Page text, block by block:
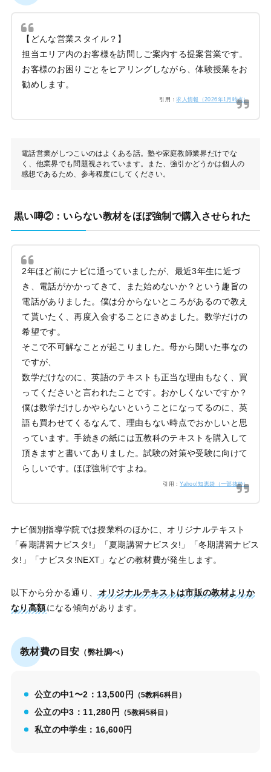
【どんな営業スタイル？】
担当エリア内のお客様を訪問しご案内する提案営業です。
お客様のお困りごとをヒアリングしながら、体験授業をお
勧めします。
引用：求人情報（2026年1月時点）
電話営業がしつこいのはよくある話。塾や家庭教師業界だけでな
く、他業界でも問題視されています。また、強引かどうかは個人の
感想であるため、参考程度にしてください。
黒い噂②：いらない教材をほぼ強制で購入させられた
2年ほど前にナビに通っていましたが、最近3年生に近づ
き、電話がかかってきて、また始めないか？という趣旨の
電話がありました。僕は分からないところがあるので教え
て貰いたく、再度入会することにきめました。数学だけの
希望です。
そこで不可解なことが起こりました。母から聞いた事なの
ですが、
数学だけなのに、英語のテキストも正当な理由もなく、買
ってくださいと言われたことです。おかしくないですか？
僕は数学だけしかやらないということになってるのに、英
語も買わせてくるなんて、理由もない時点でおかしいと思
っています。手続きの紙には五教科のテキストを購入して
頂きますと書いてありました。試験の対策や受験に向けて
らしいです。ほぼ強制ですよね。
引用：Yahoo!知恵袋（一部抜粋）
ナビ個別指導学院では授業料のほかに、オリジナルテキスト
「春期講習ナビスタ!」「夏期講習ナビスタ!」「冬期講習ナビス
タ!」「ナビスタ!NEXT」などの教材費が発生します。
以下から分かる通り、オリジナルテキストは市販の教材よりか
なり高額になる傾向があります。
教材費の目安 （弊社調べ）
公立の中1〜2：13,500円 （5教科6科目）
公立の中3：11,280円 （5教科5科目）
私立の中学生：16,600円